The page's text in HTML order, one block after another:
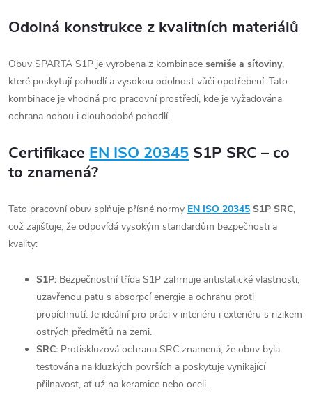
Odolná konstrukce z kvalitních materiálů
Obuv SPARTA S1P je vyrobena z kombinace semiše a síťoviny,
které poskytují pohodlí a vysokou odolnost vůči opotřebení. Tato
kombinace je vhodná pro pracovní prostředí, kde je vyžadována
ochrana nohou i dlouhodobé pohodlí.
Certifikace EN ISO 20345 S1P SRC – co
to znamená?
Tato pracovní obuv splňuje přísné normy EN ISO 20345 S1P SRC,
což zajišťuje, že odpovídá vysokým standardům bezpečnosti a
kvality:
S1P: Bezpečnostní třída S1P zahrnuje antistatické vlastnosti,
uzavřenou patu s absorpcí energie a ochranu proti
propíchnutí. Je ideální pro práci v interiéru i exteriéru s rizikem
ostrých předmětů na zemi.
SRC: Protiskluzová ochrana SRC znamená, že obuv byla
testována na kluzkých površích a poskytuje vynikající
přilnavost, ať už na keramice nebo oceli.